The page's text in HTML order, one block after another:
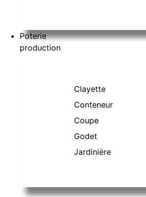
Poterie
production
Clayette
Conteneur
Coupe
Godet
Jardinière